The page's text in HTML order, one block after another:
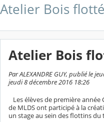
Atelier Bois flotté
Atelier Bois
Par ALEXANDRE GUY, publié le
jeudi 8 décembre 2016 18:26
Les élèves de première année
de MLDS ont participé à la
un stage au sein des flottins du